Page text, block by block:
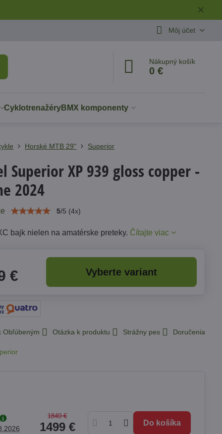
✕
Môj účet
Nákupný košík
0 €
CyklotrenažéryBMX komponenty
Horské MTB 29" Superior
Superior XP 939 gloss copper -
2024
5/5 (4x)
bajk nielen na amatérske preteky. Čítajte viac
€ Vyberte variant
Obľúbeným Otázka k produktu Strážny pes Doručenia
1840 €
1499 € Do košíka